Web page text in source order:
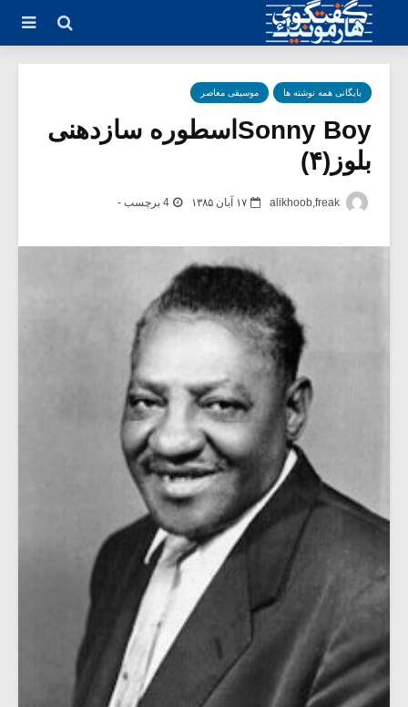
بایگانی همه نوشته ها موسیقی معاصر
Sonny Boyاسطوره سازدهنی
بلوز(۴)
۱۷ آبان ۱۳۸۵ 4 برچسب -